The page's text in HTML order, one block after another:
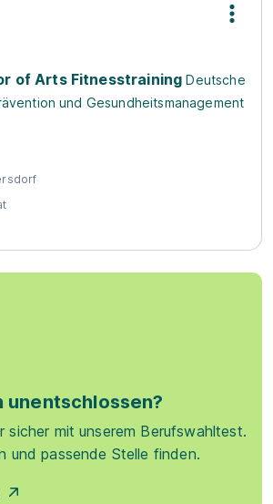
of Arts Fitnesstraining Deutsche
und Gesundheitsmanagement
unentschlossen?
sicher mit unserem Berufswahltest.
und passende Stelle finden.